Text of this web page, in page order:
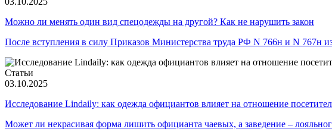
Можно ли менять один вид спецодежды на другой? Как не нарушить закон
После вступления в силу Приказов Министерства труда РФ N 766н и N 767н
Статьи
03.10.2025
Исследование Lindaily: как одежда официантов влияет на отношение
Может ли некрасивая форма лишить официанта чаевых, а заведение –